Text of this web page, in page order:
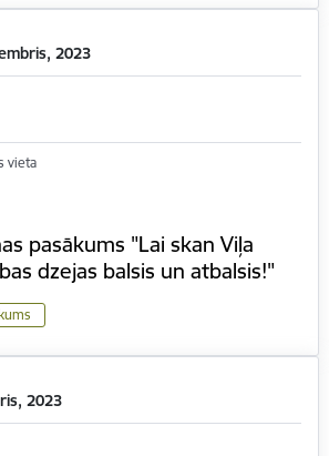
2023
vieta
pasākums "Lai skan Viļa
dzejas balsis un atbalsis!"
2023